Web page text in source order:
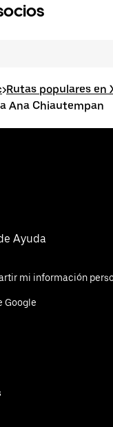
>Rutas populares en
Ana Chiautempan
Ayuda
mi información
Google